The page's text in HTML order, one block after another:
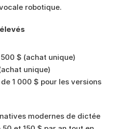
robotique.
$ (achat unique)
unique)
1 000 $ pour les versions
modernes de dictée